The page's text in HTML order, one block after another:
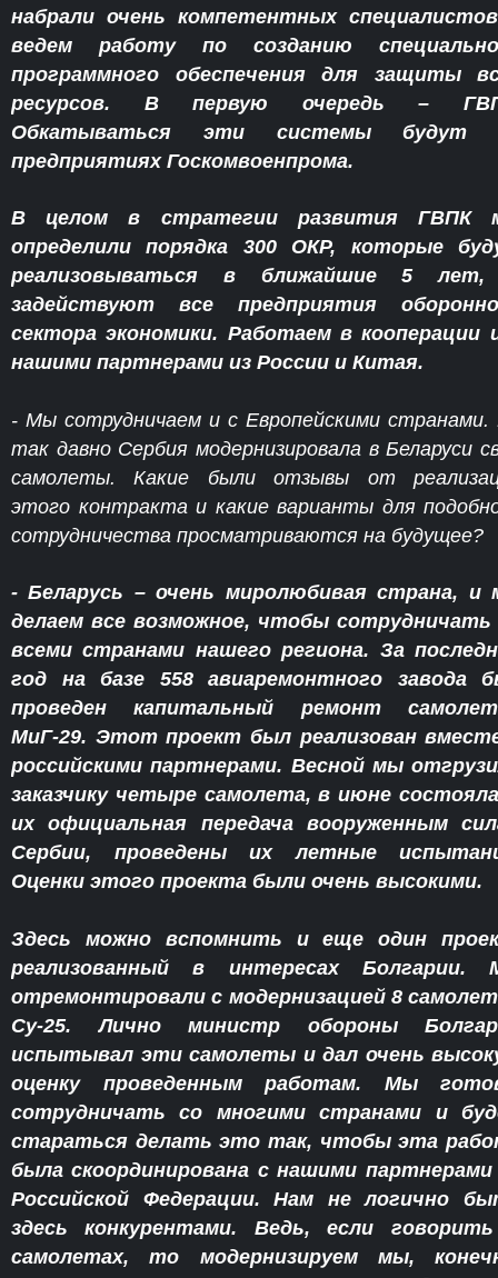
набрали очень компетентных
ведем работу по созданию
программного обеспечения для защиты
ресурсов. В первую очередь –
Обкатываться эти системы будут
предприятиях Госкомвоенпрома.
В целом в стратегии развития ГВПК
определили порядка 300 ОКР, которые
реализовываться в ближайшие 5
задействуют все предприятия
сектора экономики. Работаем в кооперации
нашими партнерами из России и Китая.
- Мы сотрудничаем и с Европейскими странами.
так давно Сербия модернизировала в Беларуси
самолеты. Какие были отзывы от
этого контракта и какие варианты для
сотрудничества просматриваются на будущее?
- Беларусь – очень миролюбивая страна, и
делаем все возможное, чтобы сотрудничать
всеми странами нашего региона. За
год на базе 558 авиаремонтного завода
проведен капитальный ремонт
МиГ-29. Этот проект был реализован
российскими партнерами. Весной мы
заказчику четыре самолета, в июне
их официальная передача вооруженным
Сербии, проведены их летные
Оценки этого проекта были очень высокими.
Здесь можно вспомнить и еще один
реализованный в интересах Болгарии.
отремонтировали с модернизацией 8
Су-25. Лично министр обороны
испытывал эти самолеты и дал очень
оценку проведенным работам. Мы
сотрудничать со многими странами и
стараться делать это так, чтобы эта
была скоординирована с нашими партнерами
Российской Федерации. Нам не логично
здесь конкурентами. Ведь, если
самолетах, то модернизируем мы,